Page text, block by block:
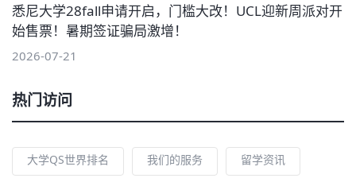
悉尼大学28fall申请开启，门槛大改！UCL迎新周派对开
始售票！暑期签证骗局激增！
2026-07-21
热门访问
大学QS世界排名 我们的服务 留学资讯